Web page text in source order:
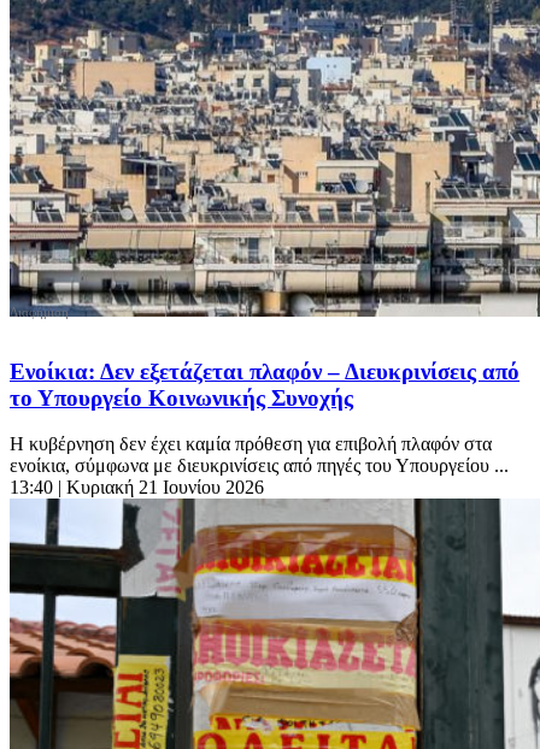
Ενοίκια: Δεν εξετάζεται πλαφόν – Διευκρινίσεις από
το Υπουργείο Κοινωνικής Συνοχής
Η κυβέρνηση δεν έχει καμία πρόθεση για επιβολή πλαφόν στα
ενοίκια, σύμφωνα με διευκρινίσεις από πηγές του Υπουργείου ...
13:40 | Κυριακή 21 Ιουνίου 2026